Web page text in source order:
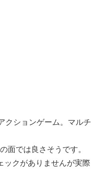
クションゲーム。マルチ
面では良さそうです。
ックがありませんが実際